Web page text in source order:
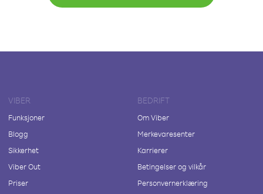
VIBER
Funksjoner
Blogg
Sikkerhet
Viber Out
Priser
BEDRIFT
Om Viber
Merkevaresenter
Karrierer
Betingelser og vilkår
Personvernerklæring